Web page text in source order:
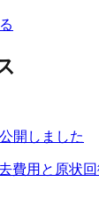
開しました
費用と原状